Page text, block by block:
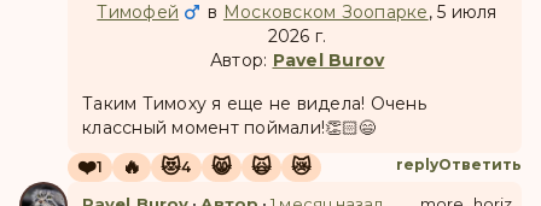
Тимофей в Московском Зоопарке, 5 июля
2026 г.
Автор: Pavel Burov
Таким Тимоху я еще не видела! Очень
классный момент поймали!👏🏻😄
❤️1 🔥 😻4 😸 🙀 😿 replyОтветить